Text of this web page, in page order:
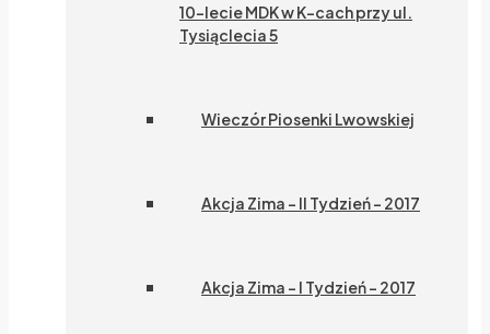
10-lecie MDK w K-cach przy ul.
Tysiąclecia 5
Wieczór Piosenki Lwowskiej
Akcja Zima – II Tydzień – 2017
Akcja Zima – I Tydzień – 2017